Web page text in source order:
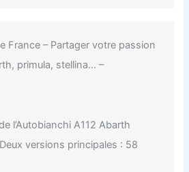
France – Partager votre passion
primula, stellina… –
l’Autobianchi A112 Abarth
versions principales : 58